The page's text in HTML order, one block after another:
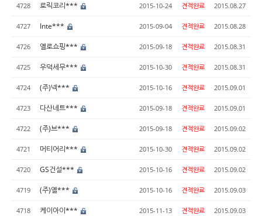
4728 로릭코리*** 2015-10-24 견적완료 2015.08.27
4727 Inte*** 2015-09-04 견적완료 2015.08.28
4726 옐로쇼핑*** 2015-09-18 견적완료 2015.08.31
4725 우덕세무*** 2015-10-30 견적완료 2015.08.31
4724 (주)넥*** 2015-10-16 견적완료 2015.09.01
4723 다산네트*** 2015-09-18 견적완료 2015.09.01
4722 (주)브*** 2015-09-18 견적완료 2015.09.02
4721 머티어리*** 2015-10-30 견적완료 2015.09.02
4720 GS건설*** 2015-10-16 견적완료 2015.09.02
4719 (주)옐*** 2015-10-16 견적완료 2015.09.03
4718 케이아이*** 2015-11-13 견적완료 2015.09.03